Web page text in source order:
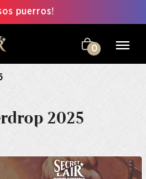
puerros!
0
2025